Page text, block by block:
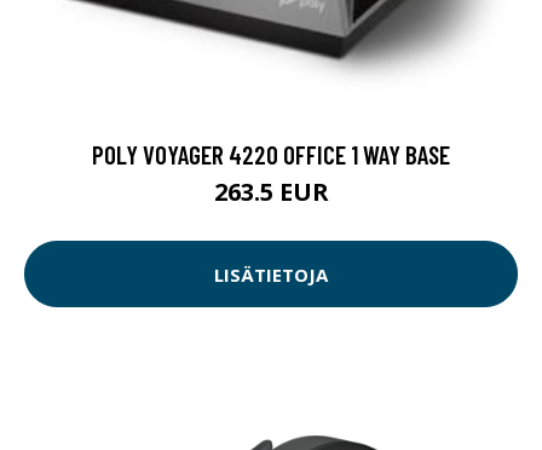
POLY VOYAGER 4220 OFFICE 1 WAY BASE
263.5 EUR
LISÄTIETOJA